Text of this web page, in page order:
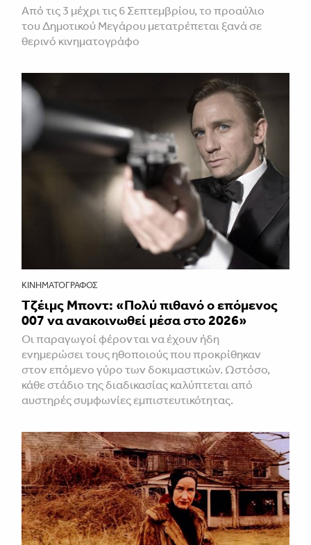
Από τις 3 μέχρι τις 6 Σεπτεμβρίου, το προαύλιο
του Δημοτικού Μεγάρου μετατρέπεται ξανά σε
θερινό κινηματογράφο
ΚΙΝΗΜΑΤΟΓΡΆΦΟΣ
Τζέιμς Μποντ: «Πολύ πιθανό ο επόμενος
007 να ανακοινωθεί μέσα στο 2026»
Οι παραγωγοί φέρονται να έχουν ήδη
ενημερώσει τους ηθοποιούς που προκρίθηκαν
στον επόμενο γύρο των δοκιμαστικών. Ωστόσο,
κάθε στάδιο της διαδικασίας καλύπτεται από
αυστηρές συμφωνίες εμπιστευτικότητας.